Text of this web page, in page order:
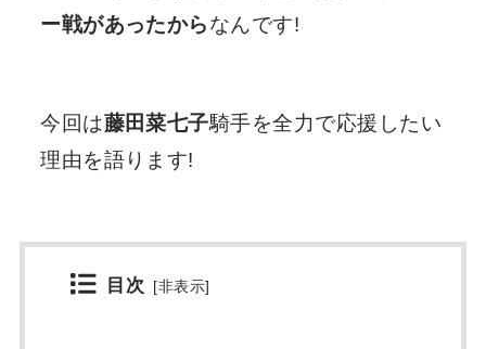
ー戦があったからなんです!
今回は藤田菜七子騎手を全力で応援したい
理由を語ります!
目次 [非表示]